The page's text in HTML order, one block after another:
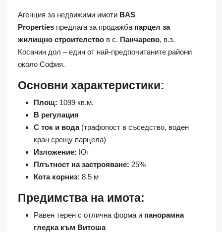
Агенция за недвижими имоти BAS
Properties предлага за продажба парцел за
жилищно строителство в с. Панчарево, в.з.
Косанин дол – един от най-предпочитаните райони
около София.
Основни характеристики:
Площ: 1099 кв.м.
В регулация
С ток и вода(трафопост в съседство, воден
кран срещу парцела)
Изложение: Юг
Плътност на застрояване: 25%
Кота корниз: 8.5 м
Предимства на имота:
Равен терен с отлична форма и панорамна
гледка към Витоша